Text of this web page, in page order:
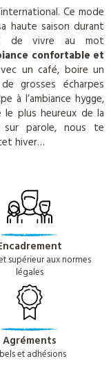
Ce mode
haute saison durant
de vivre au mot
confortable et
un café, boire un
grosses écharpes
à l’ambiance hygge,
le plus heureux de la
parole, nous te
hiver…
supérieur aux normes
légales
Agréments
et adhésions